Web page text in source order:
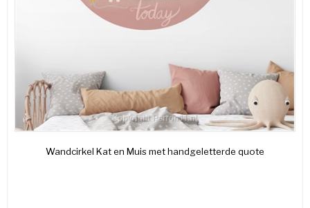
Wandcirkel Kat en Muis met handgeletterde quote